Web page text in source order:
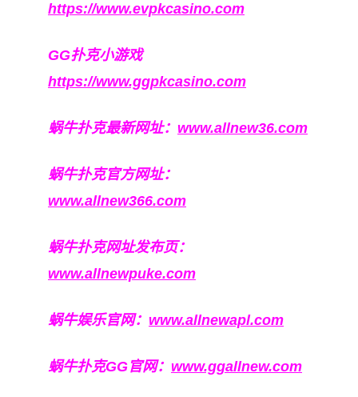
https://www.evpkcasino.com
GG扑克小游戏
https://www.ggpkcasino.com
蜗牛扑克最新网址： www.allnew36.com
蜗牛扑克官方网址：
www.allnew366.com
蜗牛扑克网址发布页：
www.allnewpuke.com
蜗牛娱乐官网： www.allnewapl.com
蜗牛扑克GG官网： www.ggallnew.com